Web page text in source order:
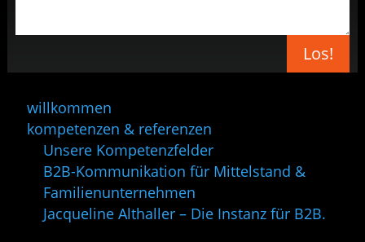
Los!
willkommen
kompetenzen & referenzen
Unsere Kompetenzfelder
B2B-Kommunikation für Mittelstand &
Familienunternehmen
Jacqueline Althaller – Die Instanz für B2B.